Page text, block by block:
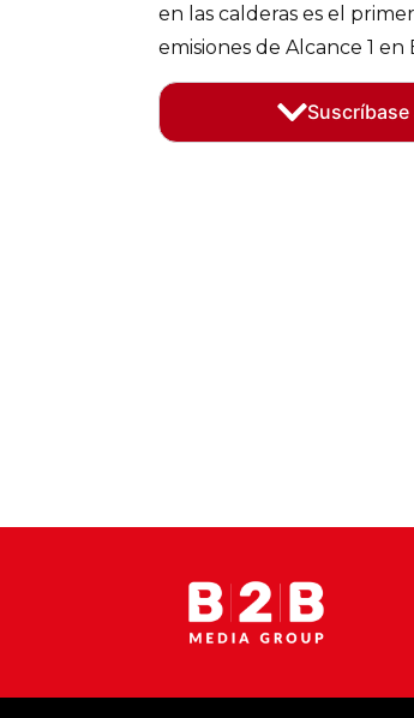
en las calderas es el
emisiones de Alcance 1 en